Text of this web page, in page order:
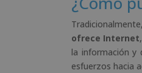
ofrece Internet
la información y
esfuerzos hacia